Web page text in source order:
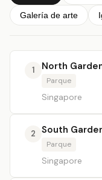
Galería de arte
1 North
Parque
Singapore
2 South
Parque
Singapore